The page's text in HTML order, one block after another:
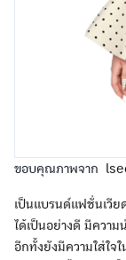
ขอบคุณภาพจาก
เป็นแบรนด์แฟชั่นเวีย
ได้เป็นอย่างดี มีความ
อีกทั้งยังมีความใส่ใจ